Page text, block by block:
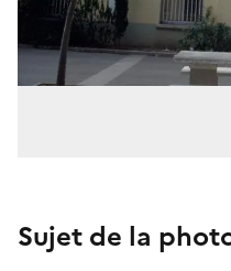
Sujet de la